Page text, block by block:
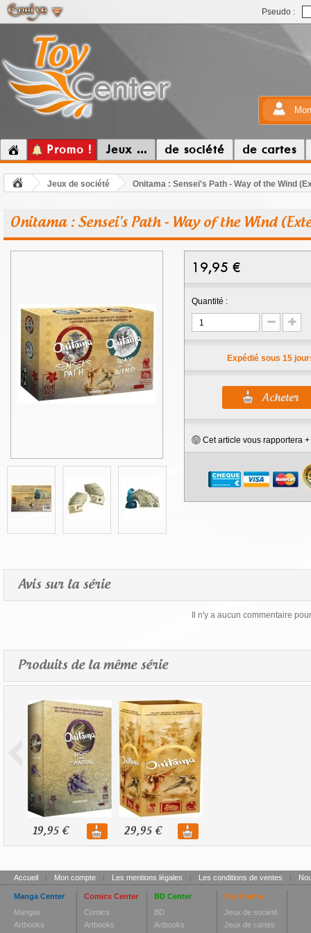
Pseudo :
Promo ! Jeux ... de société de cartes
Jeux de société Onitama : Sensei's Path - Way of the Wind
Onitama : Sensei's Path - Way of the Wind
19,95 €
Quantité :
Expédié sous 15
Cet article vous rapportera +
Avis sur la série
Il n'y a aucun commentaire
Produits de la même série
19,95 € 29,95 €
Accueil | Mon compte | Les mentions légales | Les conditions de ventes |
Manga Center
Mangas
Artbooks
Comics Center
Comics
Artbooks
BD Center
BD
Artbooks
Toy Center
Jeux de société
Jeux de cartes